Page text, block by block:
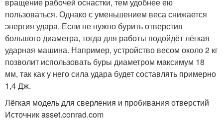
пользоваться. Однако с уменьшением веса снижается
энергия удара. Если не нужно бурить отверстия
большого диаметра, тогда для работы подойдёт лёгкая
ударная машина. Например, устройство весом около 2 кг
позволит использовать буры диаметром максимум 18
мм, так как у него сила удара будет составлять примерно
1,4 Дж.
Лёгкая модель для сверления и пробивания отверстий
Источник asset.conrad.com